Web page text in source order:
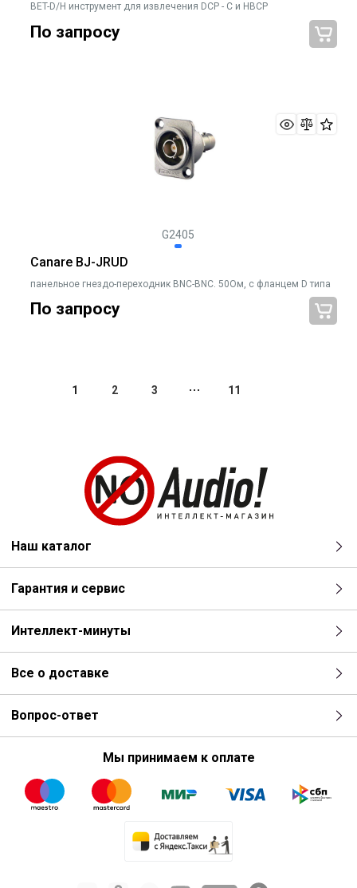
BET-D/H инструмент для извлечения DCP - C и HBCP
По запросу
G2405
Canare BJ-JRUD
панельное гнездо-переходник BNC-BNC. 50Ом, с фланцем D типа
По запросу
1 2 3 11
Наш каталог
Гарантия и сервис
Интеллект-минуты
Все о доставке
Вопрос-ответ
Мы принимаем к оплате